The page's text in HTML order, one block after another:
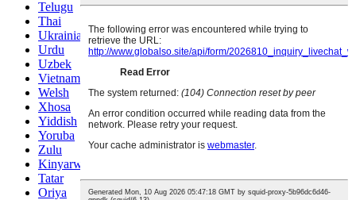
Telugu
Thai
Ukrainian
Urdu
Uzbek
Vietnamese
Welsh
Xhosa
Yiddish
Yoruba
Zulu
Kinyarwanda
Tatar
Oriya